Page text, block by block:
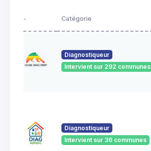
- Catégorie
Diagnostiqueur
Intervient sur 292 communes
Diagnostiqueur
Intervient sur 36 communes